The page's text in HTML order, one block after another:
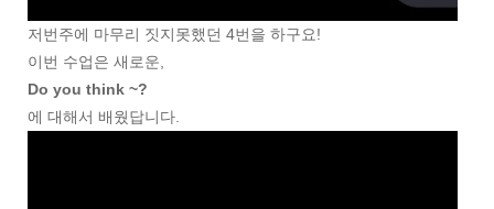
저번주에 마무리 짓지못했던 4번을 하구요!
이번 수업은 새로운,
Do you think ~?
에 대해서 배웠답니다.